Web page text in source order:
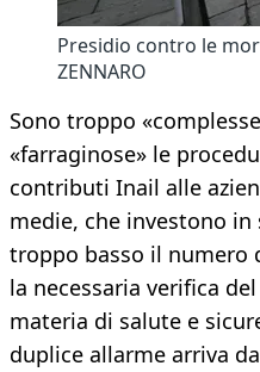
Presidio contro le
ZENNARO
Sono troppo
«farraginose» le
contributi Inail alle
medie, che investono in
troppo basso il numero
la necessaria verifica
materia di salute e
duplice allarme arriva